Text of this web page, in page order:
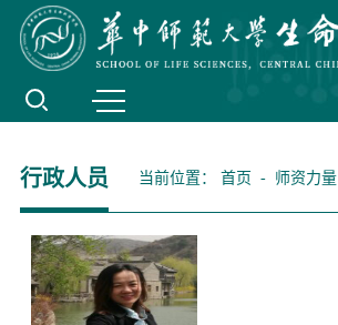
行政人员 当前位置： 首页 - 师资力量